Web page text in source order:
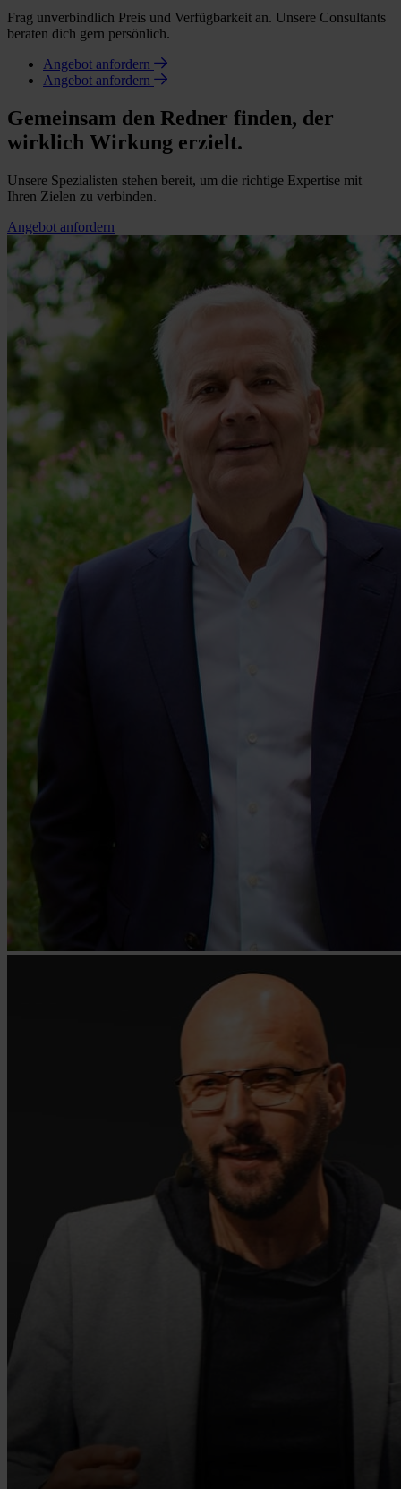
Frag unverbindlich Preis und Verfügbarkeit an. Unsere Consultants
beraten dich gern persönlich.
Angebot anfordern
Angebot anfordern
Gemeinsam den Redner finden, der
wirklich Wirkung erzielt.
Unsere Spezialisten stehen bereit, um die richtige Expertise mit
Ihren Zielen zu verbinden.
Angebot anfordern